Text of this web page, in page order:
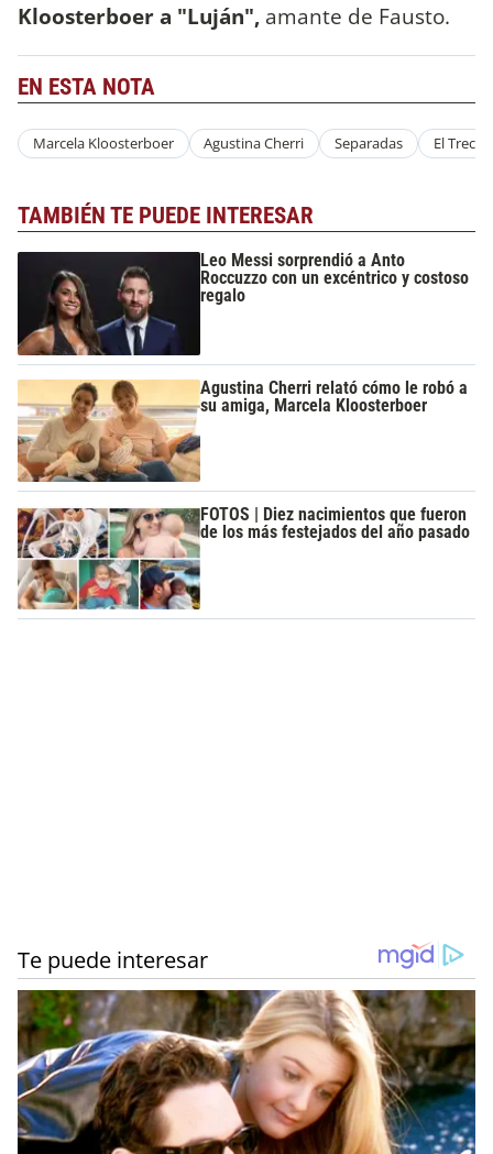
Kloosterboer a "Luján", amante de Fausto.
EN ESTA NOTA
Marcela Kloosterboer Agustina Cherri Separadas El Trece
TAMBIÉN TE PUEDE INTERESAR
Leo Messi sorprendió a Anto
Roccuzzo con un excéntrico y costoso
regalo
Agustina Cherri relató cómo le robó a
su amiga, Marcela Kloosterboer
FOTOS | Diez nacimientos que fueron
de los más festejados del año pasado